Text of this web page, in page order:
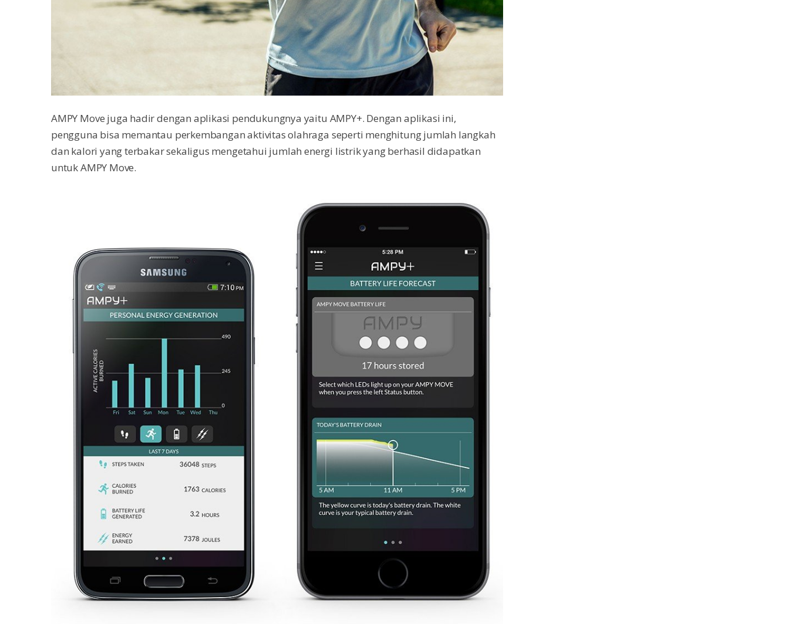
AMPY Move juga hadir dengan aplikasi pendukungnya yaitu AMPY+. Dengan aplikasi ini,
pengguna bisa memantau perkembangan aktivitas olahraga seperti menghitung jumlah langkah
dan kalori yang terbakar sekaligus mengetahui jumlah energi listrik yang berhasil didapatkan
untuk AMPY Move.